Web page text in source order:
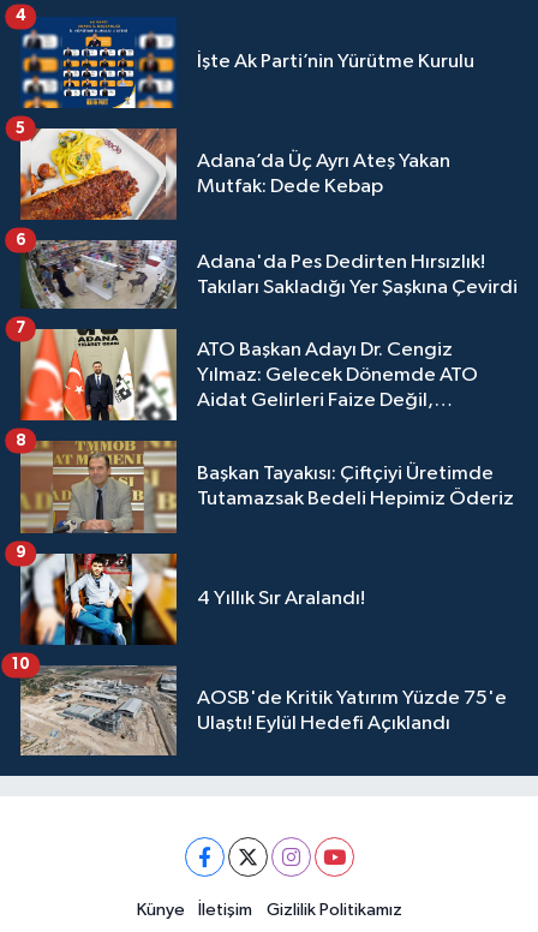
İşte Ak Parti’nin Yürütme Kurulu
4
Adana’da Üç Ayrı Ateş Yakan
Mutfak: Dede Kebap
5
Adana'da Pes Dedirten Hırsızlık!
Takıları Sakladığı Yer Şaşkına Çevirdi
6
ATO Başkan Adayı Dr. Cengiz
Yılmaz: Gelecek Dönemde ATO
Aidat Gelirleri Faize Değil,
7
Başkan Tayakısı: Çiftçiyi Üretimde
Tutamazsak Bedeli Hepimiz Öderiz
8
4 Yıllık Sır Aralandı!
9
AOSB'de Kritik Yatırım Yüzde 75'e
Ulaştı! Eylül Hedefi Açıklandı
10
Künye İletişim Gizlilik Politikamız